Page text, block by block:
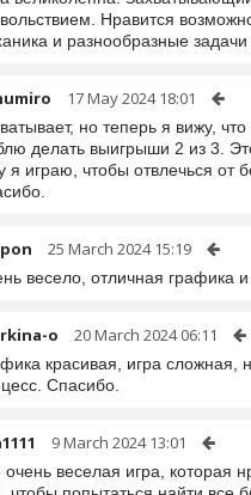
Нравится
и разнообразные
17 May 2024 18:01
но теперь я вижу,
делать выигрыши 2 из 3.
я играю, чтобы отвлечься
25 March 2024 15:19
весело, отличная графика
o 20 March 2024 06:11
красивая, игра сложная,
Спасибо.
9 March 2024 13:01
очень веселая игра, которая